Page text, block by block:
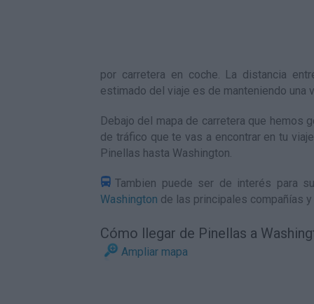
por carretera en coche. La distancia
estimado del viaje es de manteniendo una
Debajo del mapa de carretera que hemos
de tráfico que te vas a encontrar en tu
Pinellas hasta Washington.
Tambien puede ser de interés para
Washington de las principales compañías
Cómo llegar de Pinellas a
Ampliar mapa